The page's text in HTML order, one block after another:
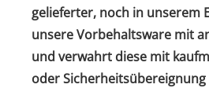
gelieferter, noch in unserem
unsere Vorbehaltsware mit
und verwahrt diese mit
oder